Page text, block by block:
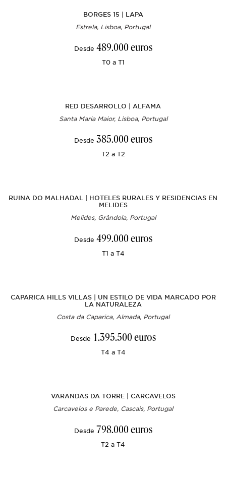
BORGES 15 | LAPA
Estrela, Lisboa, Portugal
Desde 489.000 euros
T0 a T1
RED DESARROLLO | ALFAMA
Santa Maria Maior, Lisboa, Portugal
Desde 385.000 euros
T2 a T2
RUINA DO MALHADAL | HOTELES RURALES Y RESIDENCIAS EN
MELIDES
Melides, Grândola, Portugal
Desde 499.000 euros
T1 a T4
CAPARICA HILLS VILLAS | UN ESTILO DE VIDA MARCADO POR
LA NATURALEZA
Costa da Caparica, Almada, Portugal
Desde 1.395.500 euros
T4 a T4
VARANDAS DA TORRE | CARCAVELOS
Carcavelos e Parede, Cascais, Portugal
Desde 798.000 euros
T2 a T4